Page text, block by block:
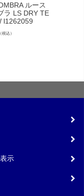
ルース
ラ LS DRY TE
l1262059
（税込）
示